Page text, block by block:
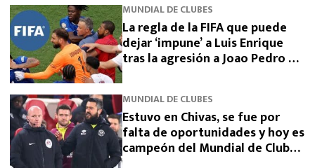
MUNDIAL DE CLUBES
La regla de la FIFA que puede
dejar ‘impune’ a Luis Enrique
tras la agresión a Joao Pedro en
MUNDIAL DE CLUBES
Estuvo en Chivas, se fue por
falta de oportunidades y hoy es
campeón del Mundial de Clubes